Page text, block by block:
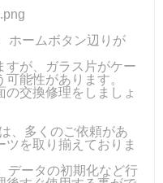
ホームボタン辺りが
すが、ガラス片がケー
能性があります。
交換修理をしましょ
、多くのご依頼があ
ツを取り揃えておりま
データの初期化など行